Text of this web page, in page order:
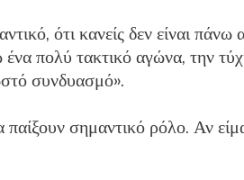
ότι κανείς δεν είναι
πολύ τακτικό αγώνα, την
συνδυασμό».
σημαντικό ρόλο. Αν